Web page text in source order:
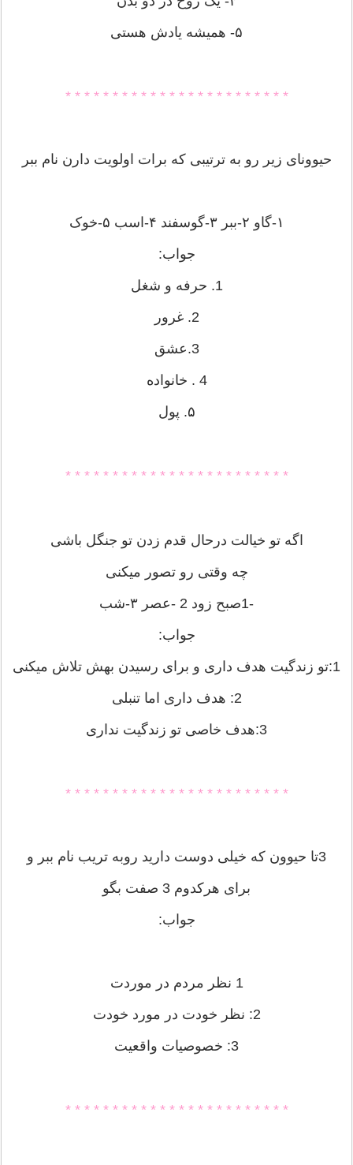
۵- همیشه یادش هستی
* * * * * * * * * * * * * * * * * * * * * * * *
حیوونای زیر رو به ترتیبی که برات اولویت دارن نام ببر
۱-گاو ۲-ببر ۳-گوسفند ۴-اسب ۵-خوک
جواب:
1. حرفه و شغل
2. غرور
3.عشق
4 . خانواده
۵. پول
* * * * * * * * * * * * * * * * * * * * * * * *
اگه تو خیالت درحال قدم زدن تو جنگل باشی
چه وقتی رو تصور میکنی
-1صبح زود 2 -عصر ۳-شب
جواب:
1:تو زندگیت هدف داری و برای رسیدن بهش تلاش میکنی
2: هدف داری اما تنبلی
3:هدف خاصی تو زندگیت نداری
* * * * * * * * * * * * * * * * * * * * * * * *
3تا حیوون که خیلی دوست دارید روبه تریب نام ببر و
برای هرکدوم 3 صفت بگو
جواب:
1 نظر مردم در موردت
2: نظر خودت در مورد خودت
3: خصوصیات واقعیت
* * * * * * * * * * * * * * * * * * * * * * * *